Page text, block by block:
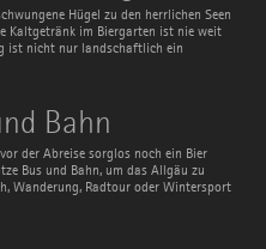
Hügel zu den herrlichen Seen
Kaltgetränk im Biergarten ist nie weit
ist nicht nur landschaftlich ein
Bahn
der Abreise sorglos noch ein Bier
Bus und Bahn, um das Allgäu zu
Wanderung, Radtour oder Wintersport